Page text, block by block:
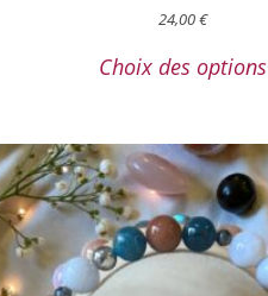
24,00€
Choix des options